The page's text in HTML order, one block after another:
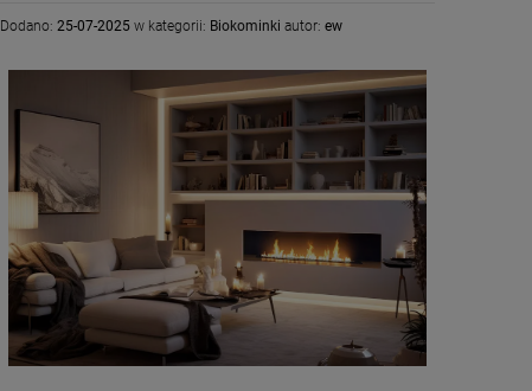
Dodano:25-07-2025 w kategorii: Biokominki autor:ew